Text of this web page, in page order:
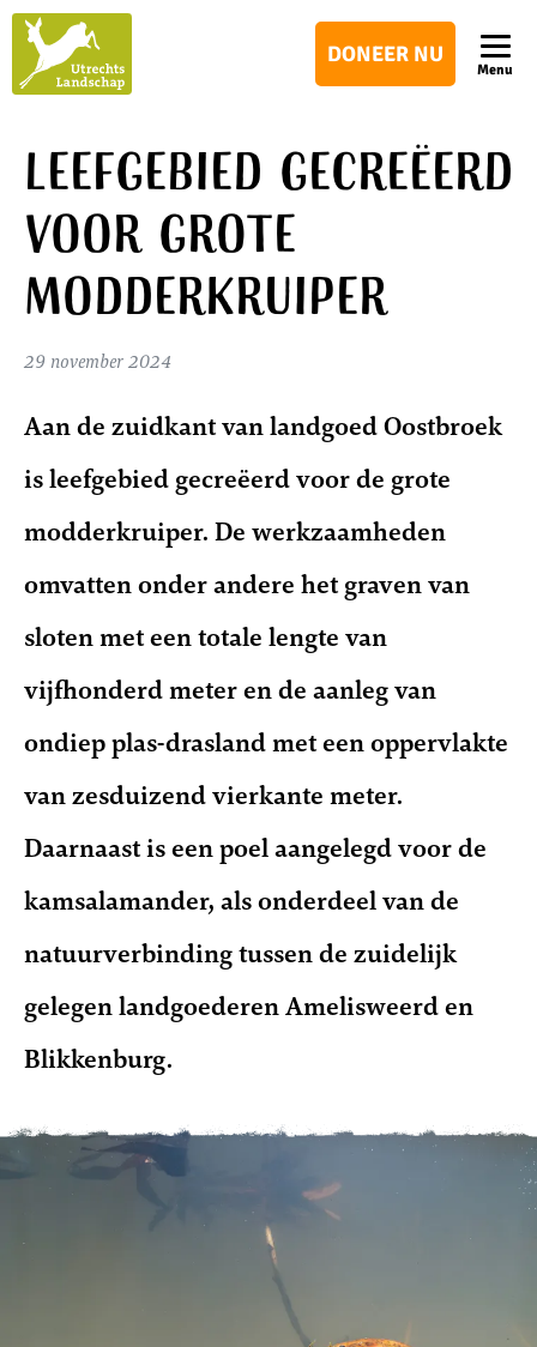
DONEER NU
Menu
Leefgebied gecreëerd
voor grote
modderkruiper
29 november 2024
Aan de zuidkant van landgoed Oostbroek
is leefgebied gecreëerd voor de grote
modderkruiper. De werkzaamheden
omvatten onder andere het graven van
sloten met een totale lengte van
vijfhonderd meter en de aanleg van
ondiep plas-drasland met een oppervlakte
van zesduizend vierkante meter.
Daarnaast is een poel aangelegd voor de
kamsalamander, als onderdeel van de
natuurverbinding tussen de zuidelijk
gelegen landgoederen Amelisweerd en
Blikkenburg.